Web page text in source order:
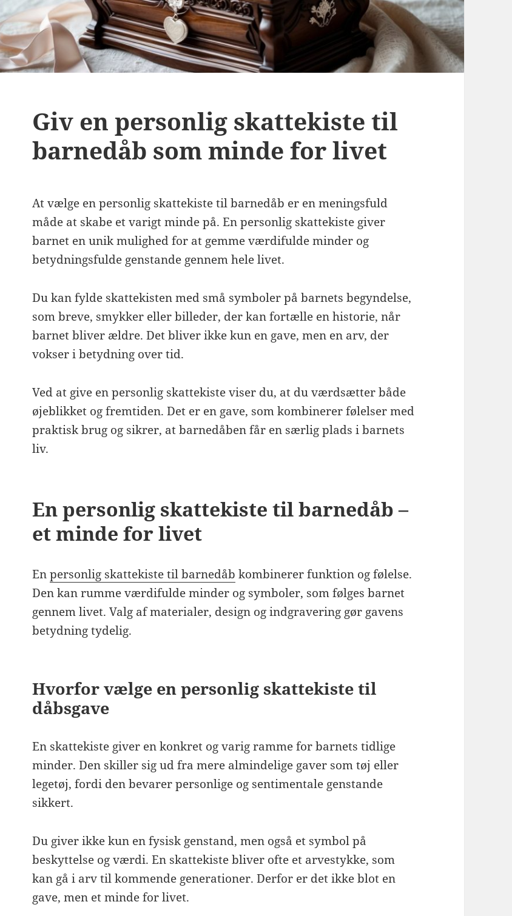
Giv en personlig skattekiste til
barnedåb som minde for livet
At vælge en personlig skattekiste til barnedåb er en meningsfuld
måde at skabe et varigt minde på. En personlig skattekiste giver
barnet en unik mulighed for at gemme værdifulde minder og
betydningsfulde genstande gennem hele livet.
Du kan fylde skattekisten med små symboler på barnets begyndelse,
som breve, smykker eller billeder, der kan fortælle en historie, når
barnet bliver ældre. Det bliver ikke kun en gave, men en arv, der
vokser i betydning over tid.
Ved at give en personlig skattekiste viser du, at du værdsætter både
øjeblikket og fremtiden. Det er en gave, som kombinerer følelser med
praktisk brug og sikrer, at barnedåben får en særlig plads i barnets
liv.
En personlig skattekiste til barnedåb –
et minde for livet
Enpersonlig skattekiste til barnedåb kombinerer funktion og følelse.
Den kan rumme værdifulde minder og symboler, som følges barnet
gennem livet. Valg af materialer, design og indgravering gør gavens
betydning tydelig.
Hvorfor vælge en personlig skattekiste til
dåbsgave
En skattekiste giver en konkret og varig ramme for barnets tidlige
minder. Den skiller sig ud fra mere almindelige gaver som tøj eller
legetøj, fordi den bevarer personlige og sentimentale genstande
sikkert.
Du giver ikke kun en fysisk genstand, men også et symbol på
beskyttelse og værdi. En skattekiste bliver ofte et arvestykke, som
kan gå i arv til kommende generationer. Derfor er det ikke blot en
gave, men et minde for livet.